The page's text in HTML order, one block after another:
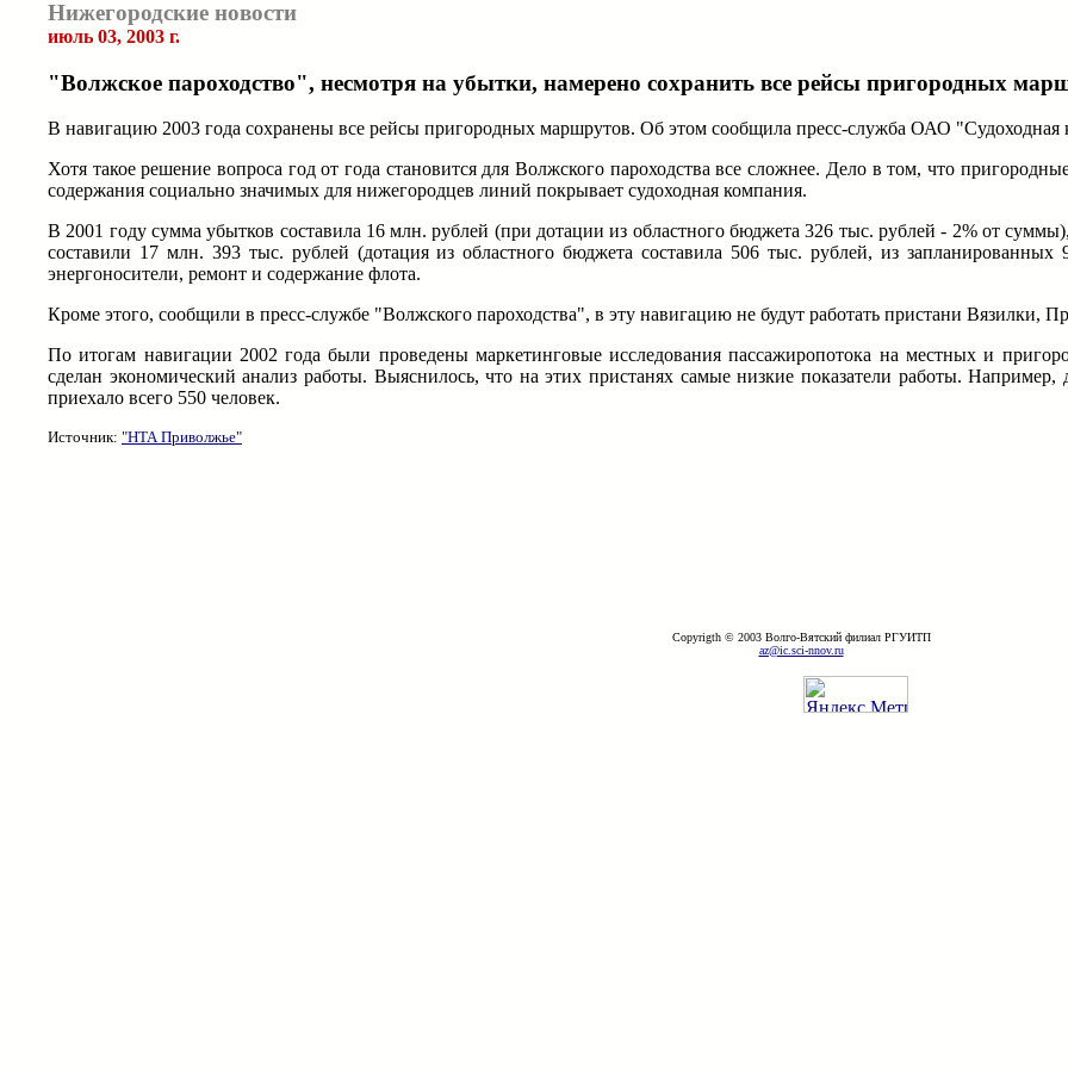
Нижегородские новости
июль 03, 2003 г.
"Волжское пароходство", несмотря на убытки, намерено сохранить все рейсы пригородных
В навигацию 2003 года сохранены все рейсы пригородных маршрутов. Об этом сообщила пресс-служба ОАО "Судоходная
Хотя такое решение вопроса год от года становится для Волжского пароходства все сложнее. Дело в том, что
содержания социально значимых для нижегородцев линий покрывает судоходная компания.
В 2001 году сумма убытков составила 16 млн. рублей (при дотации из областного бюджета 326 тыс. рублей - 2% от
составили 17 млн. 393 тыс. рублей (дотация из областного бюджета составила 506 тыс. рублей, из
энергоносители, ремонт и содержание флота.
Кроме этого, сообщили в пресс-службе "Волжского пароходства", в эту навигацию не будут работать пристани Вязилки,
По итогам навигации 2002 года были проведены маркетинговые исследования пассажиропотока на местных и
сделан экономический анализ работы. Выяснилось, что на этих пристанях самые низкие показатели работы.
приехало всего 550 человек.
Источник: "НТА Приволжье"
Copyrigth © 2003 Волго-Вятский филиал РГУИТП
az@ic.sci-nnov.ru